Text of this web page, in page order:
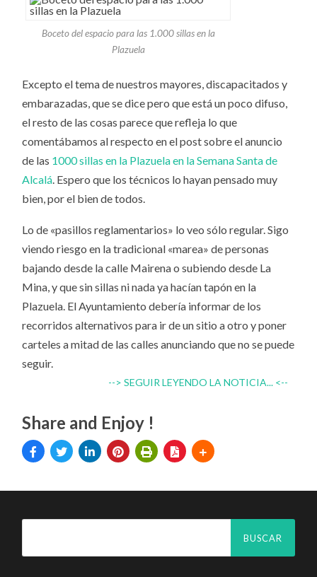
Boceto del espacio para las 1.000 sillas en la
Plazuela
Excepto el tema de nuestros mayores, discapacitados y
embarazadas, que se dice pero que está un poco difuso,
el resto de las cosas parece que refleja lo que
comentábamos al respecto en el post sobre el anuncio
de las 1000 sillas en la Plazuela en la Semana Santa de
Alcalá. Espero que los técnicos lo hayan pensado muy
bien, por el bien de todos.
Lo de «pasillos reglamentarios» lo veo sólo regular. Sigo
viendo riesgo en la tradicional «marea» de personas
bajando desde la calle Mairena o subiendo desde La
Mina, y que sin sillas ni nada ya hacían tapón en la
Plazuela. El Ayuntamiento debería informar de los
recorridos alternativos para ir de un sitio a otro y poner
carteles a mitad de las calles anunciando que no se puede
seguir.
--> SEGUIR LEYENDO LA NOTICIA... <--
Share and Enjoy !